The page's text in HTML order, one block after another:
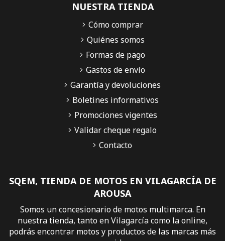
SQEM, TIENDA DE MOTOS EN VILAGARCÍA DE
AROUSA
Somos un concesionario de motos multimarca. En
nuestra tienda, tanto en Vilagarcía como la online,
podrás encontrar motos y productos de las marcas más
NUESTRA TIENDA
Cómo comprar
Quiénes somos
Formas de pago
Gastos de envío
Garantía y devoluciones
Boletines informativos
Promociones vigentes
Validar cheque regalo
Contacto